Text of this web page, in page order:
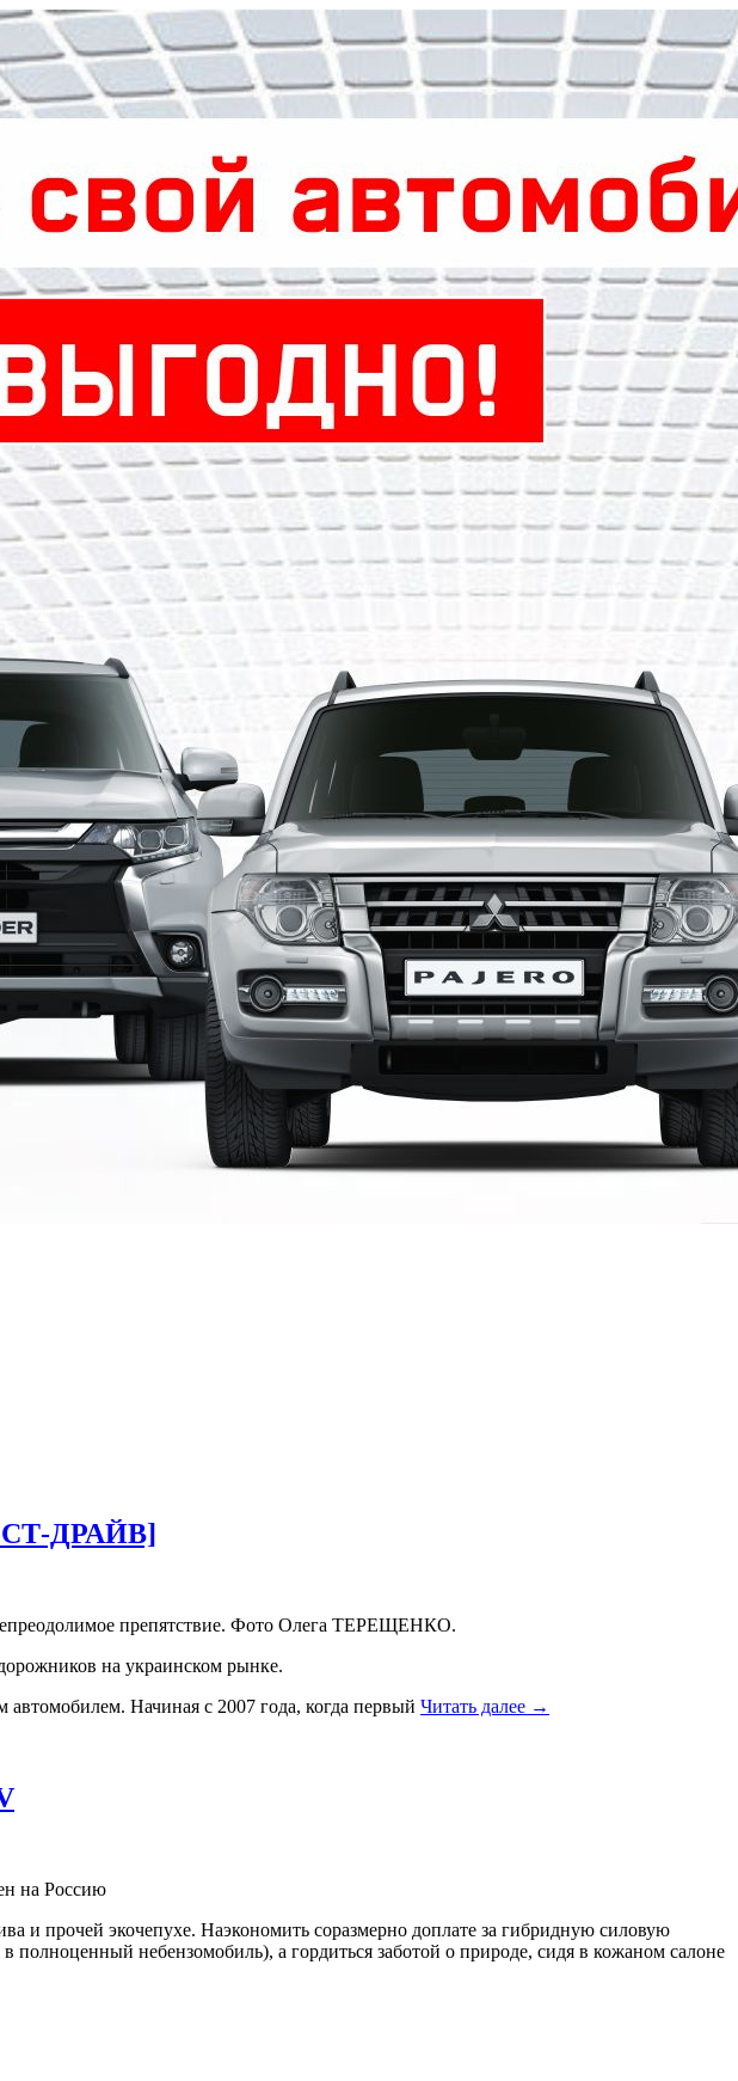
ДРАЙВ]
препятствие. Фото Олега ТЕРЕЩЕНКО.
на украинском рынке.
автомобилем. Начиная с 2007 года, когда первый Читать далее →
на Россию
и прочей экочепухе. Наэкономить соразмерно доплате за гибридную силовую
полноценный небензомобиль), а гордиться заботой о природе, сидя в кожаном салоне